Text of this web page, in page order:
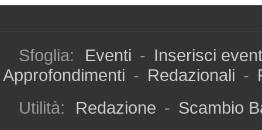
Sfoglia: Eventi - Inserisci
Approfondimenti - Redazionali -
Utilità:
Redazione - Scambio